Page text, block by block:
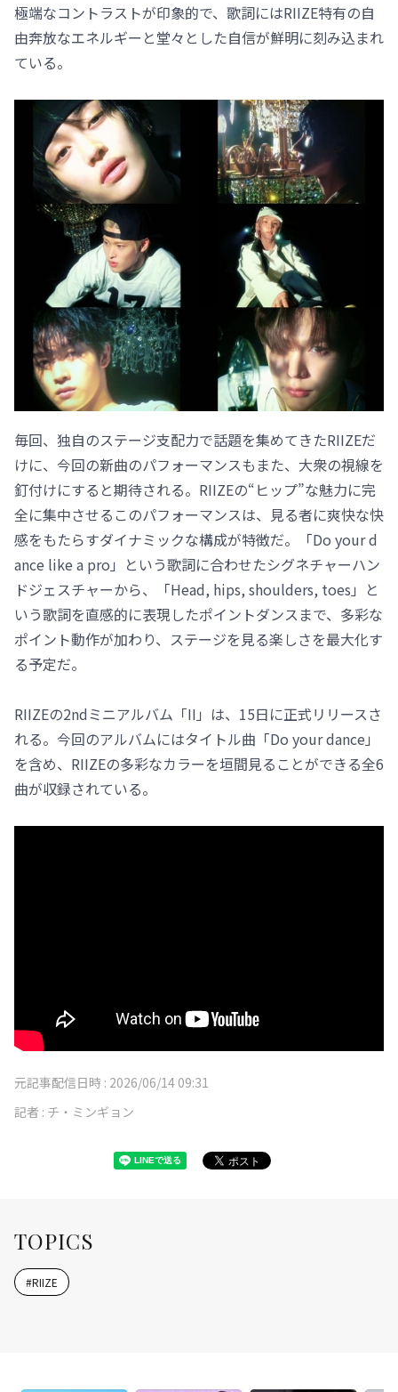
極端なコントラストが印象的で、歌詞にはRIIZE特有の自
由奔放なエネルギーと堂々とした自信が鮮明に刻み込まれ
ている。
毎回、独自のステージ支配力で話題を集めてきたRIIZEだ
けに、今回の新曲のパフォーマンスもまた、大衆の視線を
釘付けにすると期待される。RIIZEの“ヒップ”な魅力に完
全に集中させるこのパフォーマンスは、見る者に爽快な快
感をもたらすダイナミックな構成が特徴だ。「Do your d
ance like a pro」という歌詞に合わせたシグネチャーハン
ドジェスチャーから、「Head, hips, shoulders, toes」と
いう歌詞を直感的に表現したポイントダンスまで、多彩な
ポイント動作が加わり、ステージを見る楽しさを最大化す
る予定だ。
RIIZEの2ndミニアルバム「II」は、15日に正式リリースさ
れる。今回のアルバムにはタイトル曲「Do your dance」
を含め、RIIZEの多彩なカラーを垣間見ることができる全6
曲が収録されている。
元記事配信日時 : 2026/06/14 09:31
記者 : チ・ミンギョン
TOPICS
#RIIZE